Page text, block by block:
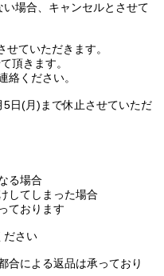
場合、キャンセルとさせて
ていただきます。
頂きます。
絡ください。
日(月)まで休止させていただ
る場合
してしまった場合
ております
ださい
合による返品は承っており